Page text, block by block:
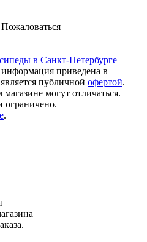
Пожаловаться
в Санкт-Петербурге
информация приведена в
публичной офертой.
могут отличаться.
ограничено.
.